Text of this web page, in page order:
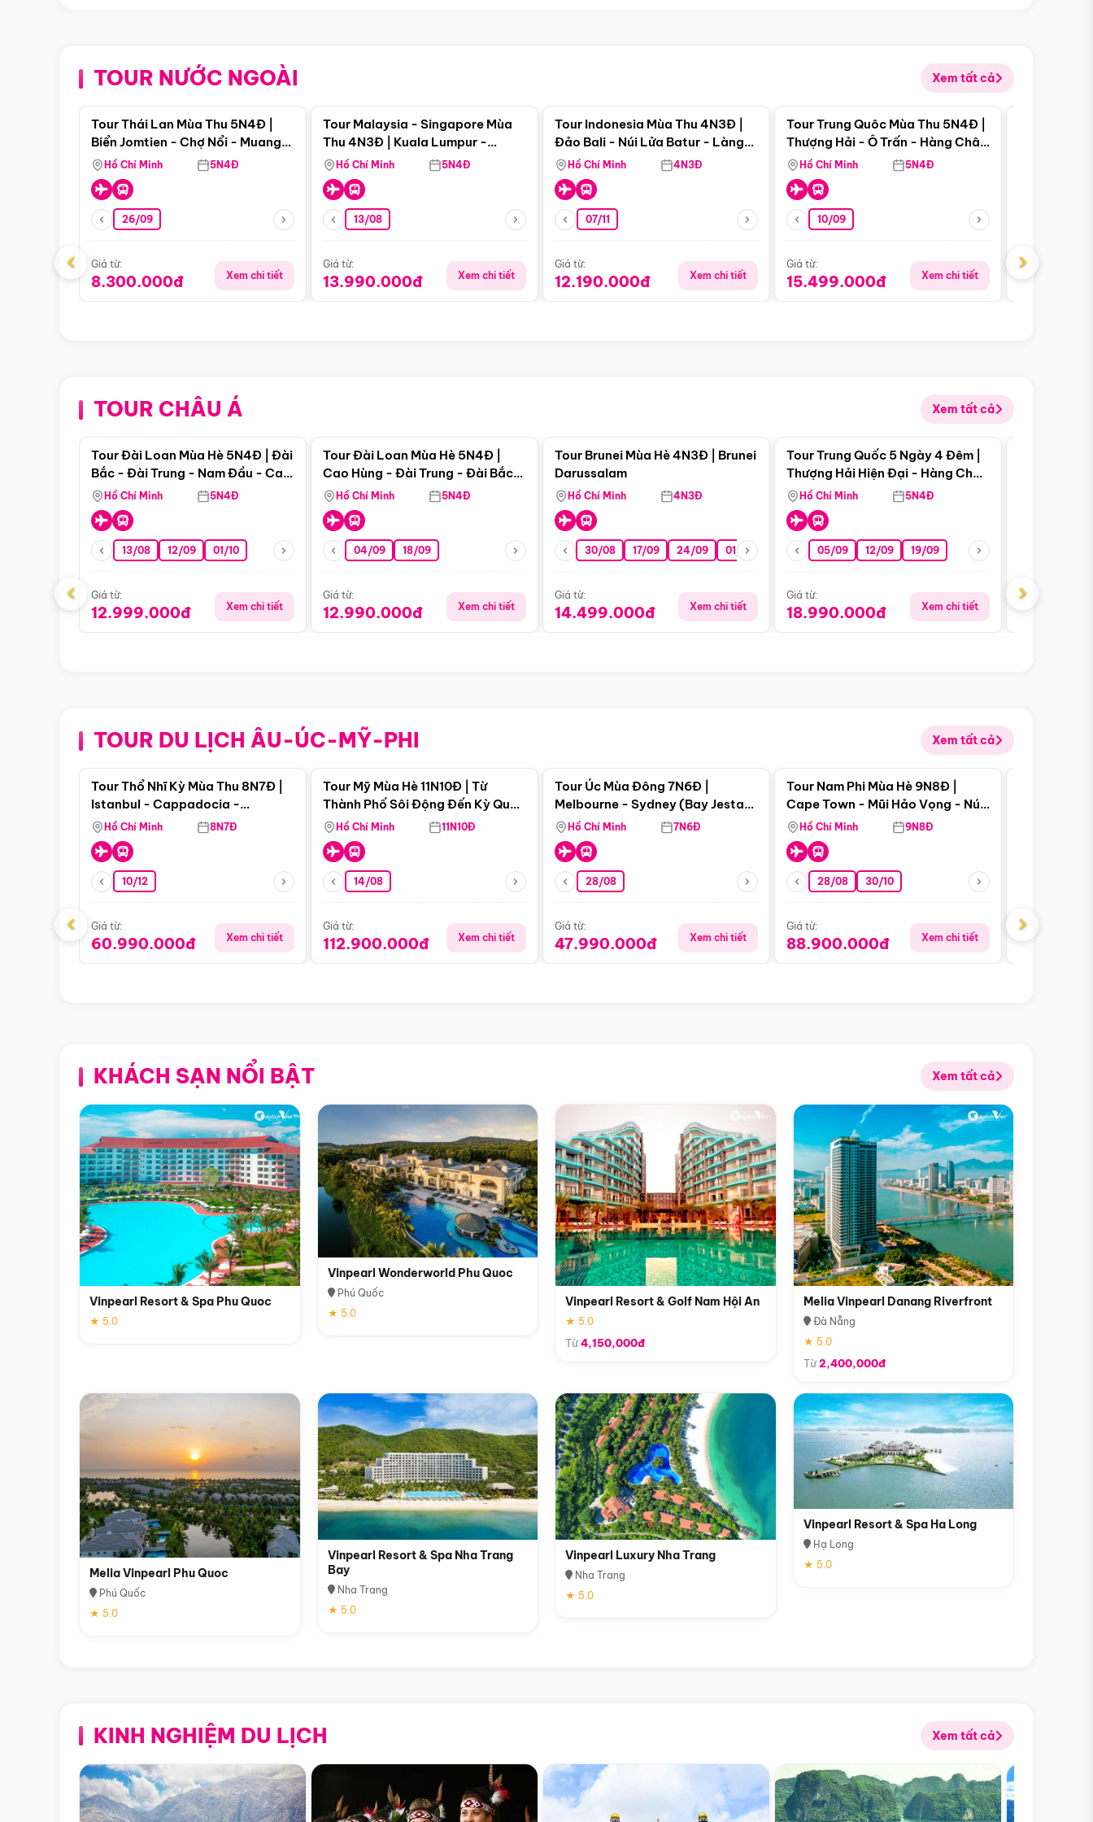
TOUR NƯỚC NGOÀI Xem tất cả
Điểm nổi bật
Tour Thái Lan Mùa Thu 5N4Đ |
Biển Jomtien - Chợ Nổi - Muang
Boran - Suanthai (Bay Vietnam
Airlines)
Hồ Chí Minh 5N4Đ
26/09
Giá từ:
8.300.000đ Xem chi tiết
Tour Malaysia - Singapore Mùa
Thu 4N3Đ | Kuala Lumpur -
Malacca - Johor Baru -
Singapore
Hồ Chí Minh 5N4Đ
13/08
Giá từ:
13.990.000đ Xem chi tiết
Tour Indonesia Mùa Thu 4N3Đ |
Đảo Bali - Núi Lửa Batur - Làng
Penglipuran
Hồ Chí Minh 4N3Đ
07/11
Giá từ:
12.190.000đ Xem chi tiết
Điểm nổi bật
Tour Trung Quôc Mùa Thu 5N4Đ |
Thượng Hải - Ô Trấn - Hàng Châu
(Tour Không Shopping)
Hồ Chí Minh 5N4Đ
10/09
Giá từ:
15.499.000đ Xem chi tiết
Giá từ:
‹ ›
TOUR CHÂU Á Xem tất cả
Điểm nổi bật
Tour Đài Loan Mùa Hè 5N4Đ | Đài
Bắc - Đài Trung - Nam Đầu - Cao
Hùng ( Bay Vn)
Hồ Chí Minh 5N4Đ
13/08 12/09 01/10
Giá từ:
12.999.000đ Xem chi tiết
Tour Đài Loan Mùa Hè 5N4Đ |
Cao Hùng - Đài Trung - Đài Bắc
(Bay Vj)
Hồ Chí Minh 5N4Đ
04/09 18/09
Giá từ:
12.990.000đ Xem chi tiết
Tour Brunei Mùa Hè 4N3Đ | Brunei
Darussalam
Hồ Chí Minh 4N3Đ
30/08 17/09 24/09 01/10 15/10 29/10
Giá từ:
14.499.000đ Xem chi tiết
Điểm nổi bật
Tour Trung Quốc 5 Ngày 4 Đêm |
Thượng Hải Hiện Đại - Hàng Châu
Nên Thơ - Ô Trấn Cổ Kính
Hồ Chí Minh 5N4Đ
05/09 12/09 19/09
Giá từ:
18.990.000đ Xem chi tiết
Giá từ:
‹ ›
TOUR DU LỊCH ÂU-ÚC-MỸ-PHI Xem tất cả
Điểm nổi bật
Tour Thổ Nhĩ Kỳ Mùa Thu 8N7Đ |
Istanbul - Cappadocia -
Pamukkale
Hồ Chí Minh 8N7Đ
10/12
Giá từ:
60.990.000đ Xem chi tiết
Tour Mỹ Mùa Hè 11N10Đ | Từ
Thành Phố Sôi Động Đến Kỳ Quan
Thiên Nhiên Mỹ
Hồ Chí Minh 11N10Đ
14/08
Giá từ:
112.900.000đ Xem chi tiết
Tour Úc Mùa Đông 7N6Đ |
Melbourne - Sydney (Bay Jestar
Airways)
Hồ Chí Minh 7N6Đ
28/08
Giá từ:
47.990.000đ Xem chi tiết
Điểm nổi bật
Tour Nam Phi Mùa Hè 9N8Đ |
Cape Town - Mũi Hảo Vọng - Núi
Bàn - Johannesburg - Pretoria -
Safari - Lodge
Hồ Chí Minh 9N8Đ
28/08 30/10
Giá từ:
88.900.000đ Xem chi tiết
Giá từ:
‹ ›
KHÁCH SẠN NỔI BẬT Xem tất cả
Vinpearl Resort & Spa Phu Quoc
★ 5.0
Vinpearl Wonderworld Phu Quoc
Phú Quốc
★ 5.0
Vinpearl Resort & Golf Nam Hội An
★ 5.0
Từ4,150,000đ
Melia Vinpearl Danang Riverfront
Đà Nẵng
★ 5.0
Từ2,400,000đ
Melia Vinpearl Phu Quoc
Phú Quốc
★ 5.0
Vinpearl Resort & Spa Nha Trang
Bay
Nha Trang
★ 5.0
Vinpearl Luxury Nha Trang
Nha Trang
★ 5.0
Vinpearl Resort & Spa Ha Long
Hạ Long
★ 5.0
KINH NGHIỆM DU LỊCH Xem tất cả